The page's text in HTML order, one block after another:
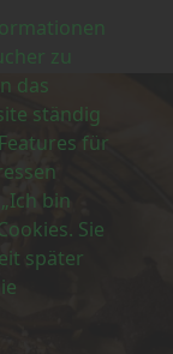
zu
das
ständig
für
bin
Sie
später